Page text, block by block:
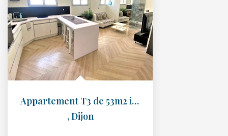
Appartement T3 de 53m2 idéal investissement locatif 12%
,Dijon